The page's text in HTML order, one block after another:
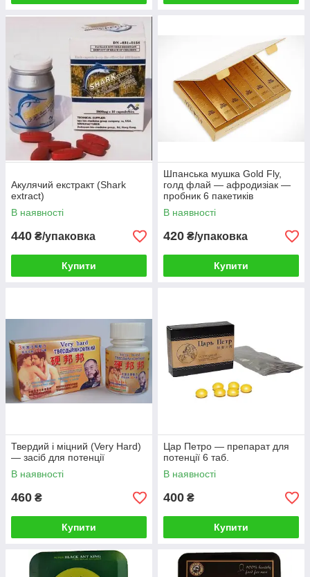
Акулячий екстракт (Shark
extract)
В наявності
440 ₴/упаковка
Купити
Шпанська мушка Gold Fly,
голд флай — афродизіак —
пробник 6 пакетиків
В наявності
420 ₴/упаковка
Купити
Твердий і міцний (Very Hard)
— засіб для потенції
В наявності
460 ₴
Купити
Цар Петро — препарат для
потенції 6 таб.
В наявності
400 ₴
Купити